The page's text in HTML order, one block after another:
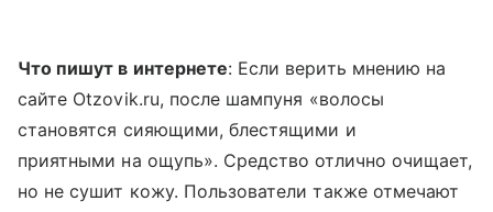
Что пишут в интернете: Если верить мнению на
сайте Otzovik.ru, после шампуня «волосы
становятся сияющими, блестящими и
приятными на ощупь». Средство отлично очищает,
но не сушит кожу. Пользователи также отмечают